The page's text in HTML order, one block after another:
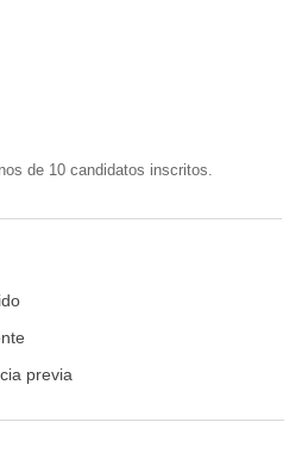
de 10 candidatos inscritos.
previa